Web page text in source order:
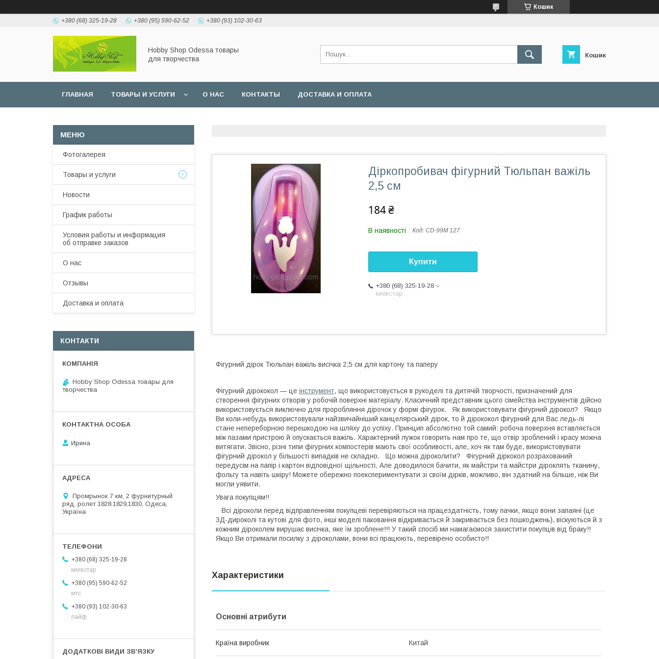
Кошик
+380 (68) 325-19-28 +380 (95) 590-62-52 +380 (93) 102-30-63
Hobbу Shop Odessa товары
для творчества
Кошик
ГЛАВНАЯ ТОВАРЫ И УСЛУГИ О НАС КОНТАКТЫ ДОСТАВКА И ОПЛАТА
Діркопробивач фігурний Тюльпан важіль
2,5 см
184 ₴
В наявності Код: CD-99M 127
Купити
+380 (68) 325-19-28
киевстар
Фігурний дірок Тюльпан важіль висічка 2,5 см для картону та паперу
Фігурний дірококол — це інструмент, що використовується в рукоделі та дитячій творчості, призначений для
створення фігурних отворів у робочій поверхні матеріалу. Класичний представник цього сімейства інструментів дійсно
використовується виключно для проробляння дірочок у формі фігурок. Як використовувати фігурний дірокол? Якщо
Ви коли-небудь використовували найзвичайніший канцелярський дірок, то й дірококол фігурний для Вас ледь-лі
стане непереборною перешкодою на шляху до успіху. Принцип абсолютно той самий: робоча поверхня вставляється
між пазами пристрою й опускається важіль. Характерний лужок говорить нам про те, що отвір зроблений і красу можна
витягати. Звісно, різні типи фігурних компостерів мають свої особливості, але, хоч як там буде, використовувати
фігурний дірокол у більшості випадків не складно. Що можна діроколити? Фігурний діркокол розрахований
передусім на папір і картон відповідної щільності. Але доводилося бачити, як майстри та майстри діроклять тканину,
фольгу та навіть шкіру! Можете обережно поекспериментувати зі своїм дірків, можливо, він здатний на більше, ніж Ви
могли уявити.
Увага покупцям!!
Всі діроколи перед відправленням покупцеві перевіряються на працездатність, тому пачки, якщо вони запаяні (це
3Д-дироколі та кутові для фото, інші моделі паковання відкривається й закривається без пошкоджень), віскуються й з
кожним діроколем вирушає висічка, яке їм зроблене!!! У такий спосіб ми намагаємося захистити покупців від браку!!
Якщо Ви отримали посилку з діроколами, вони всі працюють, перевірено особисто!!
Характеристики
Основні атрибути
Країна виробник Китай
Фотогалерея
Товары и услуги
Новости
График работы
Условия работы и информация
об отправке заказов
О нас
Отзывы
Доставка и оплата
КОНТАКТИ
Hobby Shop Odessa товары для
творчества
Ирина
Промрынок 7 км, 2 фурнитурный
ряд, ролет 1828.1829,1830, Одеса,
Україна
+380 (68) 325-19-28
киевстар
+380 (95) 590-62-52
мтс
+380 (93) 102-30-63
лайф